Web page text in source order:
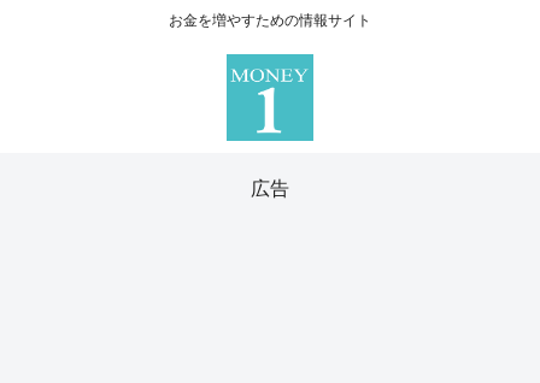
お金を増やすための情報サイト
広告